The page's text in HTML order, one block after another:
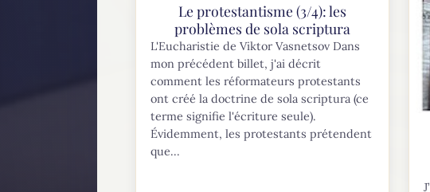
Le protestantisme (3/4): les
problèmes de sola scriptura
L'Eucharistie de Viktor Vasnetsov Dans
mon précédent billet, j'ai décrit
comment les réformateurs protestants
ont créé la doctrine de sola scriptura (ce
terme signifie l'écriture seule).
Évidemment, les protestants prétendent
que...